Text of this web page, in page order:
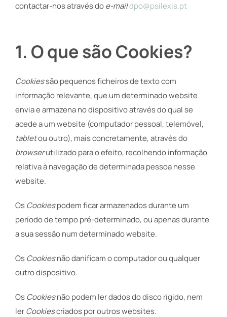
contactar-nos através doe-maildpo@psilexis.pt
1. O que são Cookies?
Cookiessão pequenos ficheiros de texto com
informação relevante, que um determinado website
envia e armazena no dispositivo através do qual se
acede a um website (computador pessoal, telemóvel,
tabletou outro), mais concretamente, através do
browserutilizado para o efeito, recolhendo informação
relativa à navegação de determinada pessoa nesse
website.
OsCookiespodem ficar armazenados durante um
período de tempo pré-determinado, ou apenas durante
a sua sessão num determinado website.
OsCookiesnão danificam o computador ou qualquer
outro dispositivo.
OsCookiesnão podem ler dados do disco rígido, nem
lerCookiescriados por outros websites.